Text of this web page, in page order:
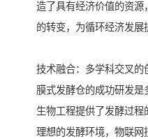
造了具有经济价值的资源
的转变，为循环经济发展
技术融合：多学科交叉的
膜式发酵仓的成功研发是
生物工程提供了发酵过
理想的发酵环境，物联网